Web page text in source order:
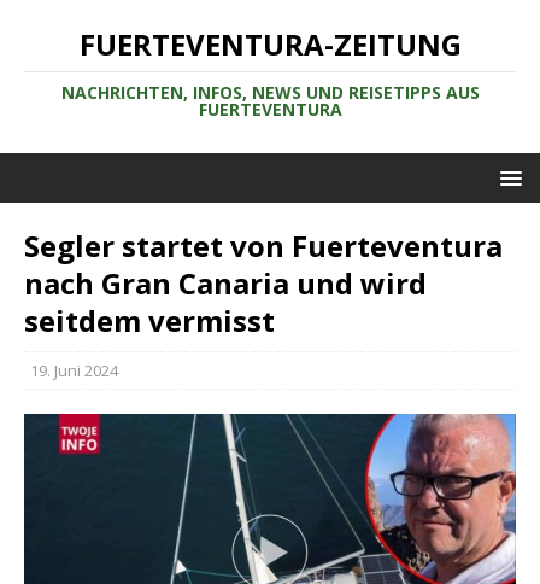
FUERTEVENTURA-ZEITUNG
NACHRICHTEN, INFOS, NEWS UND REISETIPPS AUS
FUERTEVENTURA
Segler startet von Fuerteventura
nach Gran Canaria und wird
seitdem vermisst
19. Juni 2024